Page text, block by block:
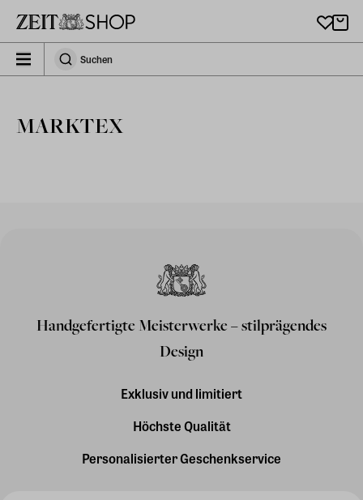
zeit_storefront.components.search.collapsed
SuchenSuchen
MARKTEX
Handgefertigte Meisterwerke – stilprägendes
Design
Exklusiv und limitiert
Höchste Qualität
Personalisierter Geschenkservice